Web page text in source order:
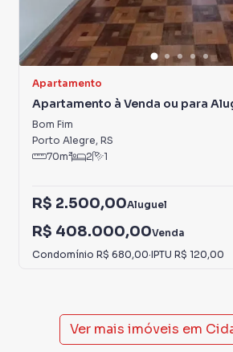
Apartamento
Apartamento à Venda ou para
Bom Fim
Porto Alegre, RS
70m² 2 1
R$ 2.500,00Aluguel
R$ 408.000,00Venda
Condomínio R$ 680,00·IPTU R$ 120,00
Ver mais imóveis em